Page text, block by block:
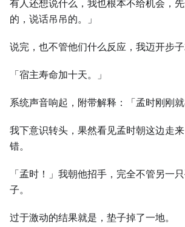
有人还想说什么，我也根本不给机会，
的，说话吊吊的。」
说完，也不管他们什么反应，我迈开步子
「宿主寿命加十天。」
系统声音响起，附带解释：「孟时刚刚就
我下意识转头，果然看见孟时朝这边走
错。
「孟时！」我朝他招手，完全不管另一
子。
过于激动的结果就是，垫子掉了一地。